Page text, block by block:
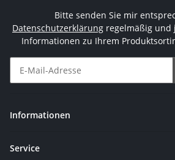
Bitte senden Sie mir
Datenschutzerklärung regelmäßig
Informationen zu Ihrem
Informationen
Service